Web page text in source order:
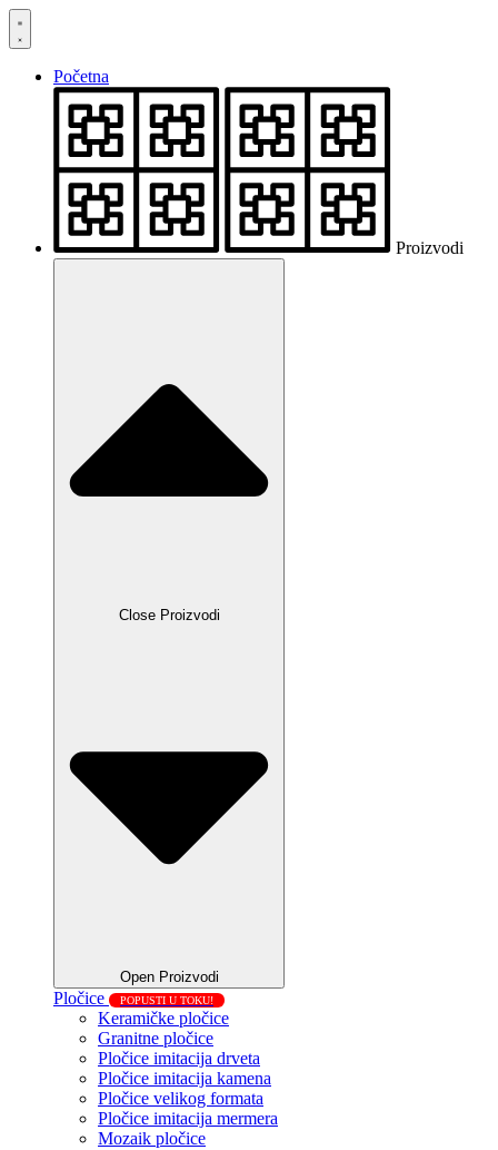
Skočite
na
Početna
Proizvodi
Close Proizvodi
Open Proizvodi
Pločice POPUSTI U TOKU!
Keramičke pločice
Granitne pločice
Pločice imitacija drveta
Pločice imitacija kamena
Pločice velikog formata
Pločice imitacija mermera
Mozaik pločice